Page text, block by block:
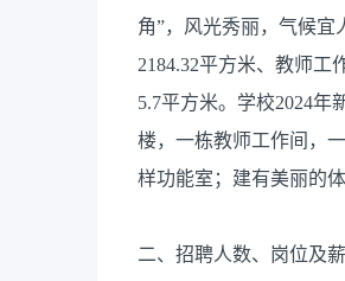
角”，风光秀丽，气候宜
2184.32平方米、教师工
5.7平方米。学校2024年
楼，一栋教师工作间，
样功能室；建有美丽的
二、招聘人数、岗位及